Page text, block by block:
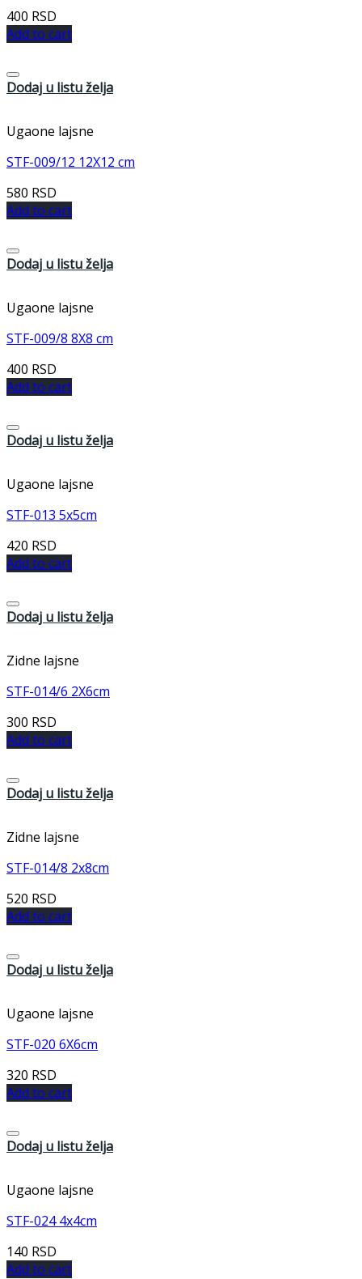
400 RSD
Add to cart
Dodaj u listu želja
Ugaone lajsne
STF-009/12 12X12 cm
580 RSD
Add to cart
Dodaj u listu želja
Ugaone lajsne
STF-009/8 8X8 cm
400 RSD
Add to cart
Dodaj u listu želja
Ugaone lajsne
STF-013 5x5cm
420 RSD
Add to cart
Dodaj u listu želja
Zidne lajsne
STF-014/6 2X6cm
300 RSD
Add to cart
Dodaj u listu želja
Zidne lajsne
STF-014/8 2x8cm
520 RSD
Add to cart
Dodaj u listu želja
Ugaone lajsne
STF-020 6X6cm
320 RSD
Add to cart
Dodaj u listu želja
Ugaone lajsne
STF-024 4x4cm
140 RSD
Add to cart